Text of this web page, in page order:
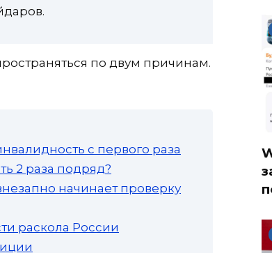
по двум причинам.
с первого раза
2 раза подряд?
начинает проверку
раскола России